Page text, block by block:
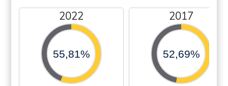
2022
55,81%
2017
52,69%